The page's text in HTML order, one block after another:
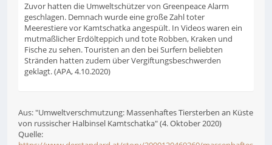
Zuvor hatten die Umweltschützer von Greenpeace Alarm
geschlagen. Demnach wurde eine große Zahl toter
Meerestiere vor Kamtschatka angespült. In Videos waren ein
mutmaßlicher Erdölteppich und tote Robben, Kraken und
Fische zu sehen. Touristen an den bei Surfern beliebten
Stränden hatten zudem über Vergiftungsbeschwerden
geklagt. (APA, 4.10.2020)
Aus: "Umweltverschmutzung: Massenhaftes Tiersterben an Küste
von russischer Halbinsel Kamtschatka" (4. Oktober 2020)
Quelle: